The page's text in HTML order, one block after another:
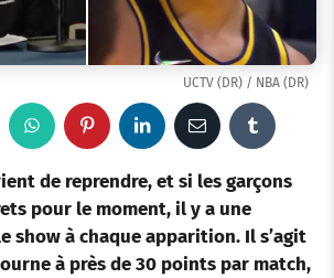
UCTV (DR) / NBA (DR)
W
h
a
t
P
n
t
n
k
E
a
i b
de reprendre, et si les garçons
pour le moment, il y a une
show à chaque apparition. Il s’agit
à près de 30 points par match,